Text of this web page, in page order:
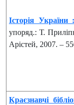
Історія
упоряд.: Т.
Арістей, 2007. –
Краєзнавчі